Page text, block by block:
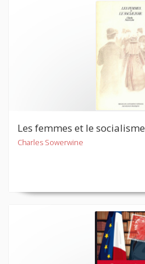
Les femmes et le socialisme
Charles Sowerwine